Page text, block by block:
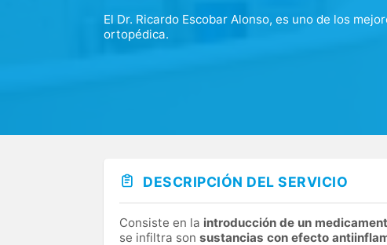
El Dr. Ricardo Escobar Alonso, es uno de los
ortopédica.
Puedes reservar cita con el Dr. Ricardo Escobar
DESCRIPCIÓN DEL SERVICIO
Consiste en la introducción de un
se infiltra son sustancias con efecto